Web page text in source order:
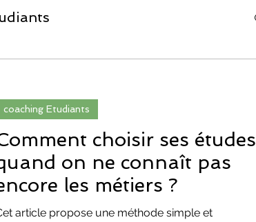
choisir ses études
on ne connaît pas
les métiers ?
article propose une méthode simple et
coaching Etudiants